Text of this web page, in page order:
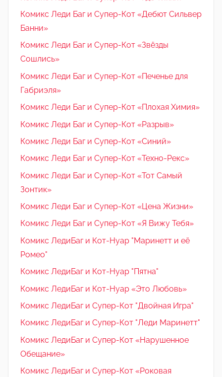
Комикс Леди Баг и Супер-Кот «Дебют Сильвер
Банни»
Комикс Леди Баг и Супер-Кот «Звёзды
Сошлись»
Комикс Леди Баг и Супер-Кот «Печенье для
Габриэля»
Комикс Леди Баг и Супер-Кот «Плохая Химия»
Комикс Леди Баг и Супер-Кот «Разрыв»
Комикс Леди Баг и Супер-Кот «Синий»
Комикс Леди Баг и Супер-Кот «Техно-Рекс»
Комикс Леди Баг и Супер-Кот «Тот Самый
Зонтик»
Комикс Леди Баг и Супер-Кот «Цена Жизни»
Комикс Леди Баг и Супер-Кот «Я Вижу Тебя»
Комикс ЛедиБаг и Кот-Нуар "Маринетт и её
Ромео"
Комикс ЛедиБаг и Кот-Нуар "Пятна"
Комикс ЛедиБаг и Кот-Нуар «Это Любовь»
Комикс ЛедиБаг и Супер-Кот "Двойная Игра"
Комикс ЛедиБаг и Супер-Кот "Леди Маринетт"
Комикс ЛедиБаг и Супер-Кот «Нарушенное
Обещание»
Комикс ЛедиБаг и Супер-Кот «Роковая